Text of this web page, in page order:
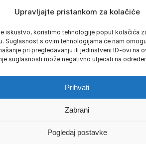
Upravljajte pristankom za kolačiće
iskustvo, koristimo tehnologije poput kolačića
Suglasnost s ovim tehnologijama će nam
pri pregledavanju ili jedinstveni ID-ovi na
suglasnosti može negativno utjecati na
Prihvati
Zabrani
Pogledaj postavke